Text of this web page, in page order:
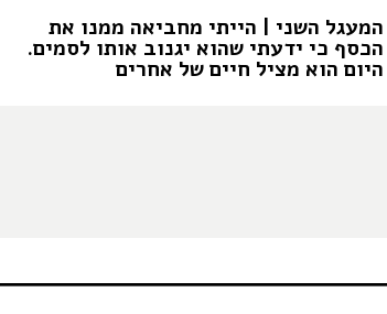
המעגל השני | הייתי מחביאה ממנו את
הכסף כי ידעתי שהוא יגנוב אותו לסמים.
היום הוא מציל חיים של אחרים